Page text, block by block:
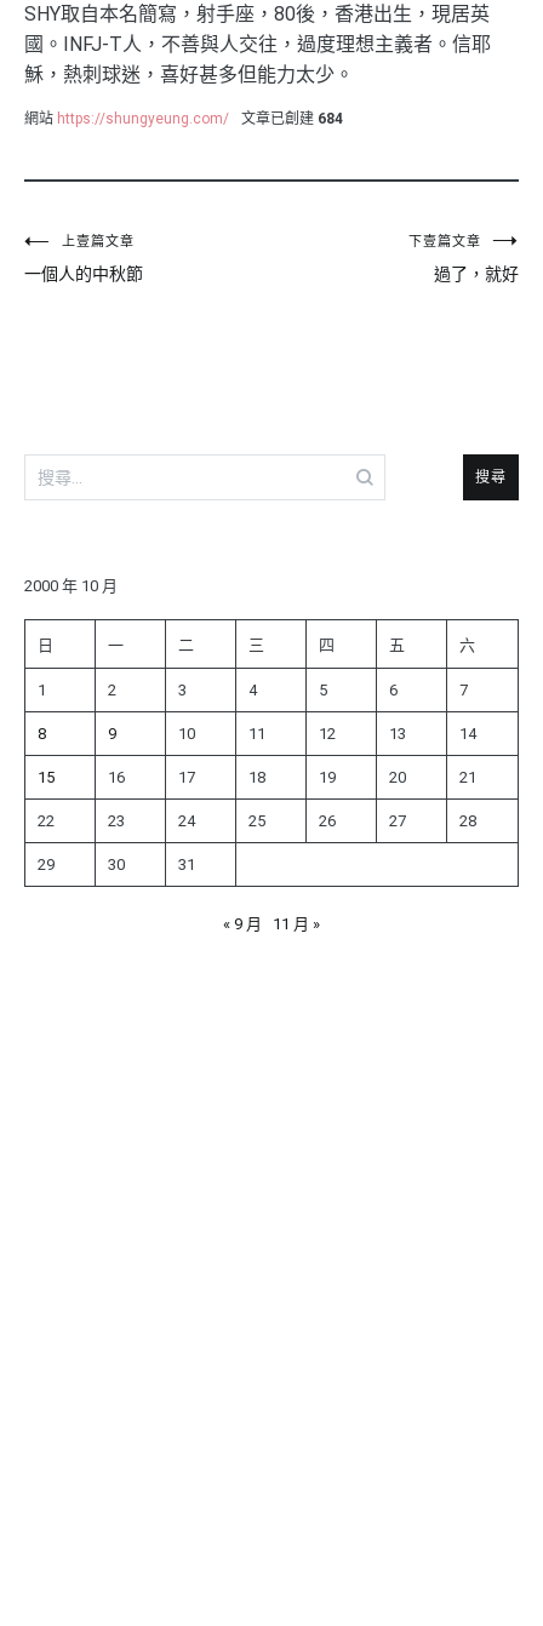
SHY取自本名簡寫，射手座，80後，香港出生，現居英
國。INFJ-T人，不善與人交往，過度理想主義者。信耶
穌，熱刺球迷，喜好甚多但能力太少。
網站 https://shungyeung.com/ 文章已創建 684
文
章
上壹篇文章
一個人的中秋節
下壹篇文章
過了，就好
搜
尋
字:
2000 年 10 月
日 一 二 三 四 五 六
1 2 3 4 5 6 7
8 9 10 11 12 13 14
15 16 17 18 19 20 21
22 23 24 25 26 27 28
29 30 31
« 9 月 11 月 »